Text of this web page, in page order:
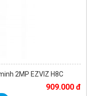
2MP EZVIZ H8C
909.000 đ